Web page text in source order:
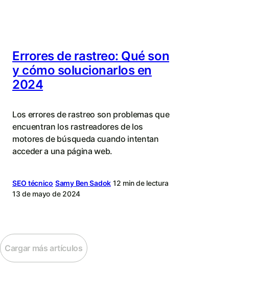
Errores de rastreo: Qué son
y cómo solucionarlos en
2024
Los errores de rastreo son problemas que
encuentran los rastreadores de los
motores de búsqueda cuando intentan
acceder a una página web.
SEO técnico Samy Ben Sadok 12 min de lectura
13 de mayo de 2024
Cargar más artículos